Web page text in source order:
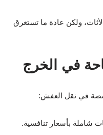
ولكن عادة ما تستغرق
في الخرج
في نقل العفش:
شاملة بأسعار تنافسية.